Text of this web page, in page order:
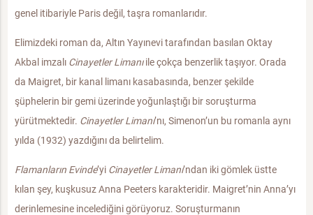
genel itibariyle Paris değil, taşra romanlarıdır.
Elimizdeki roman da, Altın Yayınevi tarafından basılan Oktay
Akbal imzalı Cinayetler Limanıile çokça benzerlik taşıyor. Orada
da Maigret, bir kanal limanı kasabasında, benzer şekilde
şüphelerin bir gemi üzerinde yoğunlaştığı bir soruşturma
yürütmektedir. Cinayetler Limanı’nı, Simenon’un bu romanla aynı
yılda (1932) yazdığını da belirtelim.
Flamanların Evinde’yi Cinayetler Limanı’ndan iki gömlek üstte
kılan şey, kuşkusuz Anna Peeters karakteridir. Maigret’nin Anna’yı
derinlemesine incelediğini görüyoruz. Soruşturmanın